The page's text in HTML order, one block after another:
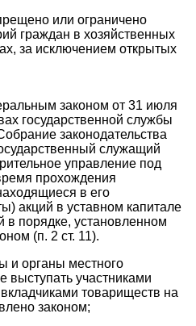
или ограничено
граждан в хозяйственных
за исключением открытых
законом от 31 июля
государственной службы
законодательства
служащий
управление под
прохождения
в его
акций в уставном капитале
в порядке, установленном
(п. 2 ст. 11).
и органы местного
выступать участниками
товариществ на
законом;